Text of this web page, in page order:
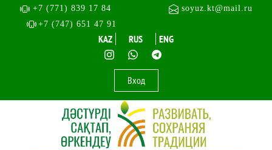
+7 (771) 839 17 84
+7 (747) 651 47 91
soyuz.kt@mail.ru
KAZ RUS ENG
Вход